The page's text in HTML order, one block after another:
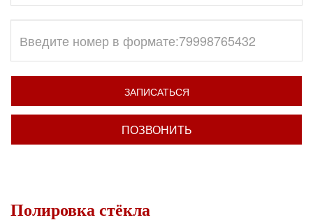
ЗАПИСАТЬСЯ
ПОЗВОНИТЬ
Полировка стёкла